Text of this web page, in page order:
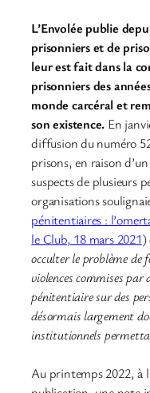
L’Envolée publie
prisonniers et de
leur est fait dans la
prisonniers des
monde carcéral et
son existence. En
diffusion du numéro
prisons, en raison
suspects de plusieurs
organisations
pénitentiaires :
le Club, 18 mars 2021)
occulter le problème de
violences commises
pénitentiaire sur des
désormais largement
institutionnels
Au printemps 2022, à